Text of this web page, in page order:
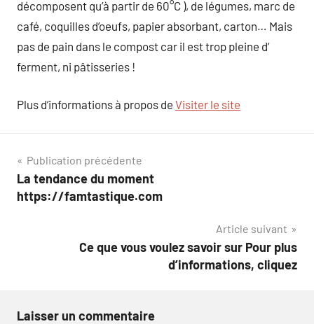
décomposent qu’à partir de 60°C ), de légumes, marc de
café, coquilles d’oeufs, papier absorbant, carton… Mais
pas de pain dans le compost car il est trop pleine d’
ferment, ni pâtisseries !
Plus d’informations à propos de Visiter le site
Navigation
de
Publication précédente
La tendance du moment
https://famtastique.com
Article suivant
Ce que vous voulez savoir sur Pour plus
d’informations, cliquez
Laisser un commentaire